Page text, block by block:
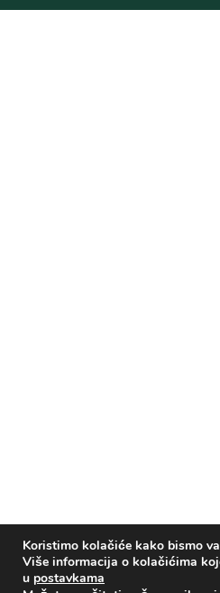
Koristimo kolačiće kako bismo
Više informacija o kolačićima
u postavkama